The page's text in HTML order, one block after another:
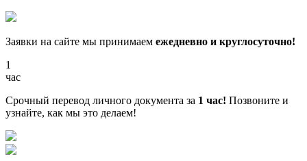
Заявки на сайте мы принимаем ежедневно и круглосуточно!
1
час
Срочный перевод личного документа за 1 час! Позвоните и
узнайте, как мы это делаем!